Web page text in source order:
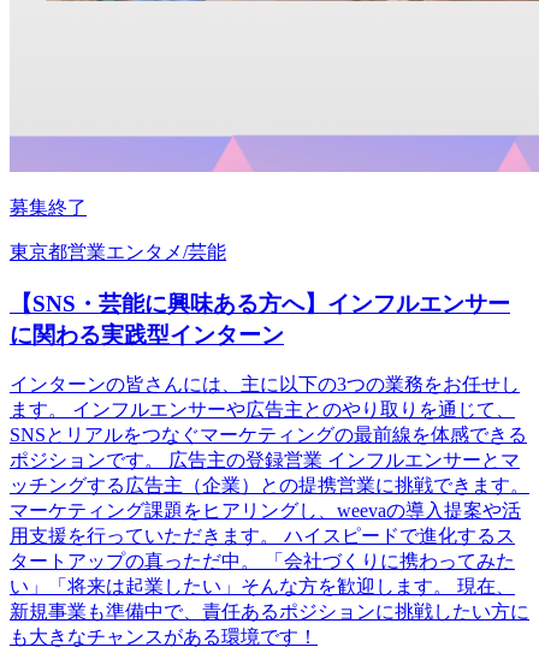
募集終了
東京都営業エンタメ/芸能
【SNS・芸能に興味ある方へ】インフルエンサー
に関わる実践型インターン
インターンの皆さんには、主に以下の3つの業務をお任せし
ます。 インフルエンサーや広告主とのやり取りを通じて、
SNSとリアルをつなぐマーケティングの最前線を体感できる
ポジションです。 広告主の登録営業 インフルエンサーとマ
ッチングする広告主（企業）との提携営業に挑戦できます。
マーケティング課題をヒアリングし、weevaの導入提案や活
用支援を行っていただきます。 ハイスピードで進化するス
タートアップの真っただ中。 「会社づくりに携わってみた
い」「将来は起業したい」そんな方を歓迎します。 現在、
新規事業も準備中で、責任あるポジションに挑戦したい方に
も大きなチャンスがある環境です！